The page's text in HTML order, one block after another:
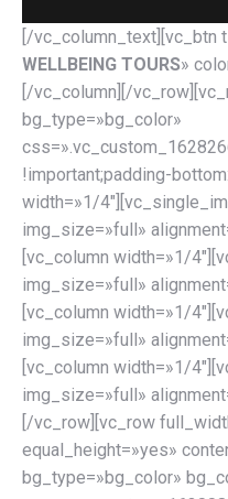
[/vc_column_text][vc_btn
WELLBEING TOURS»
[/vc_column][/
bg_type=»bg_color»
!important;padding-
width=»1/
img_size=»full»
[vc_column width=»1/
img_size=»full»
[vc_column width=»1/
img_size=»full»
[vc_column width=»1/
img_size=»full»
[/vc_row][vc_row
equal_height=»yes»
bg_type=»bg_color»